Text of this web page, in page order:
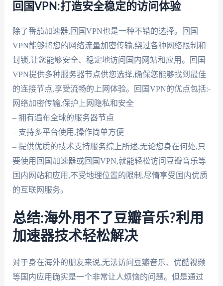
回国VPN:打造安全稳定的访问体验
除了番茄加速器,回国VPN也是一种不错的选择。回国
VPN能够将您的网络流量加密传输,绕过各种网络限制和
封锁,让您能够安全、稳定地访问国内网站和应用。回国
VPN提供多种服务器节点供您选择,确保您能够找到最佳
的连接节点,享受流畅的上网体验。回国VPN的优点包括:-
网络加密传输,保护上网隐私和安全
– 拥有遍布全球的服务器节点
– 支持多平台使用,操作简单方便
– 提供优质的技术支持服务综上所述,无论您身在何处,只
要使用回国加速器或回国VPN,就能轻松访问豆瓣音乐等
国内网站和应用,不受地理位置的限制,尽情享受国内优质
的互联网服务。
总结:海外用不了豆瓣音乐?利用
加速器技术轻松解决
对于身在海外的朋友来说,无法访问豆瓣音乐、优酷视频
等国内应用确实是一个非常让人烦恼的问题。但是通过